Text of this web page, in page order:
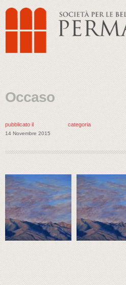
Occaso
pubblicato il
14 Novembre 2015
categoria